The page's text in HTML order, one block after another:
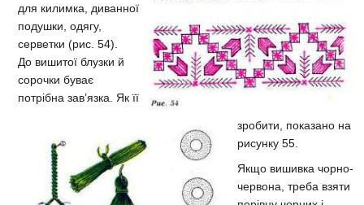
для килимка, диванної
подушки, одягу,
серветки (рис. 54).
До вишитої блузки й
сорочки буває
потрібна зав’язка. Як її
зробити, показано на
рисунку 55.
Якщо вишивка чорно-
червона, треба взяти